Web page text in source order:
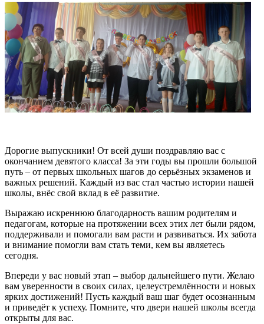
Дорогие выпускники! От всей души поздравляю вас с
окончанием девятого класса! За эти годы вы прошли большой
путь – от первых школьных шагов до серьёзных экзаменов и
важных решений. Каждый из вас стал частью истории нашей
школы, внёс свой вклад в её развитие.
Выражаю искреннюю благодарность вашим родителям и
педагогам, которые на протяжении всех этих лет были рядом,
поддерживали и помогали вам расти и развиваться. Их забота
и внимание помогли вам стать теми, кем вы являетесь
сегодня.
Впереди у вас новый этап – выбор дальнейшего пути. Желаю
вам уверенности в своих силах, целеустремлённости и новых
ярких достижений! Пусть каждый ваш шаг будет осознанным
и приведёт к успеху. Помните, что двери нашей школы всегда
открыты для вас.